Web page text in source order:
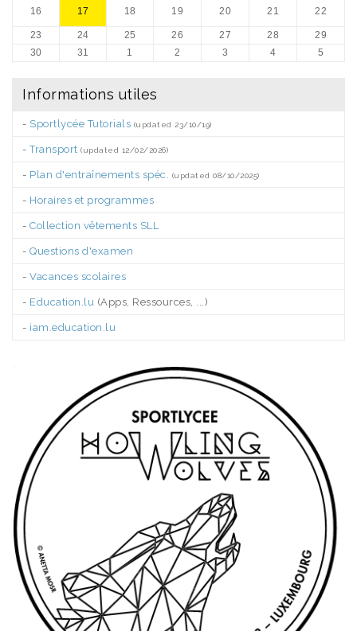
16 17 18 19 20 21 22
23 24 25 26 27 28
29
30
31 1 2 3 4 5
Informations utiles
- Sportlycée Tutorials (updated 23/10/19)
-Transport (updated 12/02/2026)
- Plan d'entraînements spéc. (updated 08/10/2025)
- Horaires et programmes
- Collection vêtements SLL
- Questions d'examen
- Vacances scolaires
- Education.lu (Apps, Ressources, ...)
- iam.education.lu